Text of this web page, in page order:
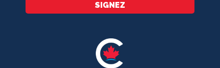
SIGNEZ